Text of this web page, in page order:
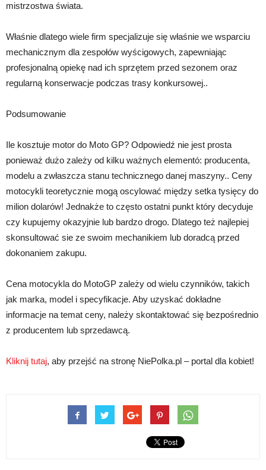
mistrzostwa świata.
Właśnie dlatego wiele firm specjalizuje się właśnie we wsparciu
mechanicznym dla zespołów wyścigowych, zapewniając
profesjonalną opiekę nad ich sprzętem przed sezonem oraz
regularną konserwacje podczas trasy konkursowej..
Podsumowanie
Ile kosztuje motor do Moto GP? Odpowiedź nie jest prosta
ponieważ dużo zależy od kilku ważnych elementó: producenta,
modelu a zwłaszcza stanu technicznego danej maszyny.. Ceny
motocykli teoretycznie mogą oscylować między setka tysięcy do
milion dolarów! Jednakże to często ostatni punkt który decyduje
czy kupujemy okazyjnie lub bardzo drogo. Dlatego też najlepiej
skonsultować sie ze swoim mechanikiem lub doradcą przed
dokonaniem zakupu.
Cena motocykla do MotoGP zależy od wielu czynników, takich
jak marka, model i specyfikacje. Aby uzyskać dokładne
informacje na temat ceny, należy skontaktować się bezpośrednio
z producentem lub sprzedawcą.
Kliknij tutaj, aby przejść na stronę NiePolka.pl – portal dla kobiet!